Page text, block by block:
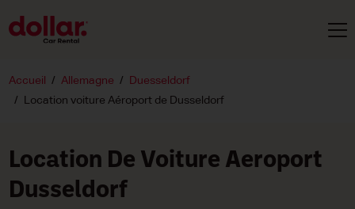
Accueil Allemagne
Duesseldorf
Location voiture Aéroport de Dusseldorf
Location De Voiture Aeroport
Dusseldorf